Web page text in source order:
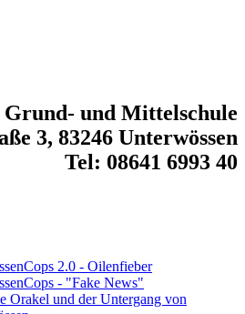
Grund- und Mittelschule
3, 83246 Unterwössen
Tel: 08641 6993 40
2.0 - Oilenfieber
- "Fake News"
Orakel und der Untergang von